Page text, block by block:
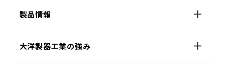
製品情報
大洋製器工業の強み